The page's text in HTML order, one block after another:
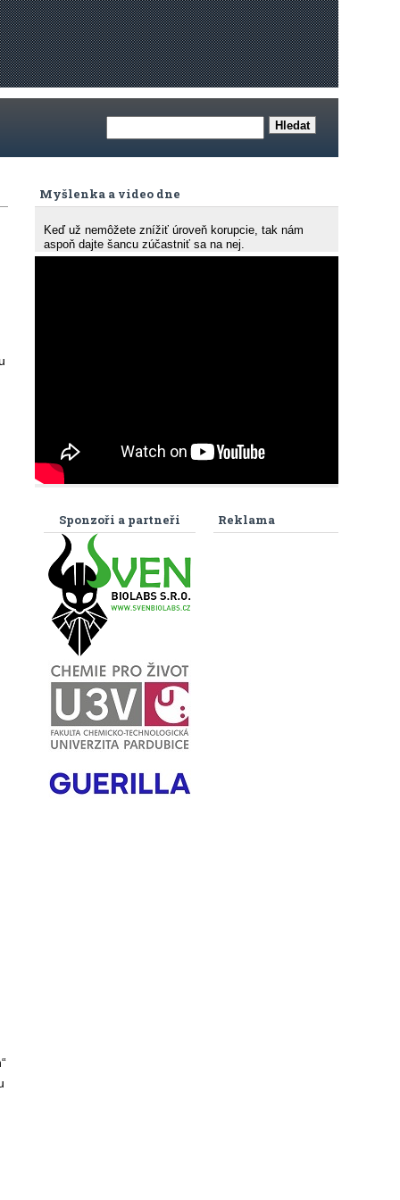
Myšlenka a video dne
Keď už nemôžete znížiť úroveň korupcie, tak nám
aspoň dajte šancu zúčastniť sa na nej.
Reklama
Sponzoři a partneři